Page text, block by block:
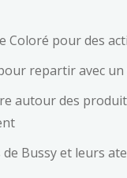
Coloré pour des
repartir avec
autour des
de Bussy et leurs